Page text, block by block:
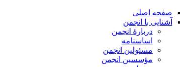
صفحه اصلی
آشنایی با انجمن
دربارۀ انجمن
اساسنامه
مسئولین انجمن
مؤسسین انجمن